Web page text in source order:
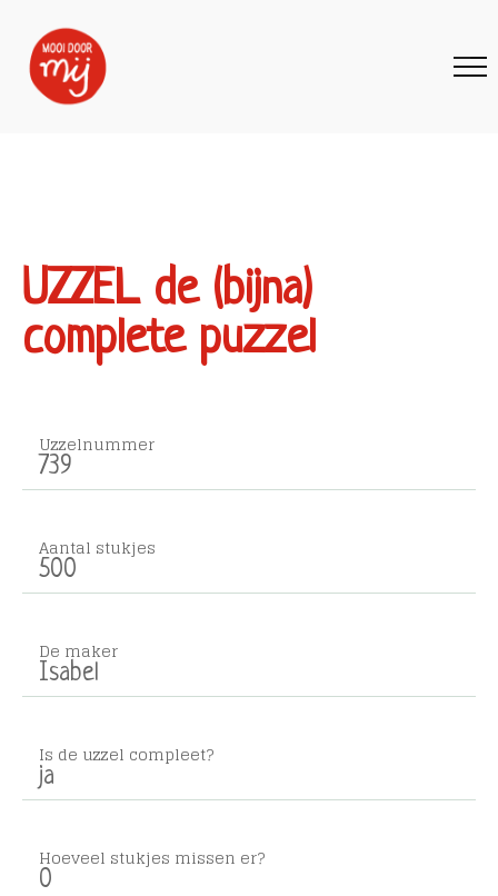
UZZEL de (bijna)
complete puzzel
Uzzelnummer
739
Aantal stukjes
500
De maker
Isabel
Is de uzzel compleet?
ja
Hoeveel stukjes missen er?
0